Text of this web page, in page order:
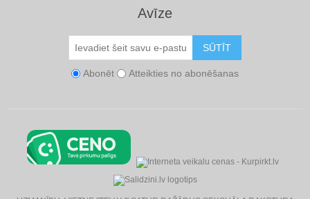
Avīze
SŪTĪT
Abonēt Atteikties no abonēšanas